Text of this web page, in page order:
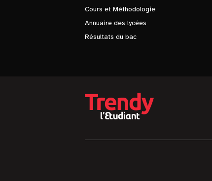
Cours et Méthodologie
Annuaire des lycées
Résultats du bac